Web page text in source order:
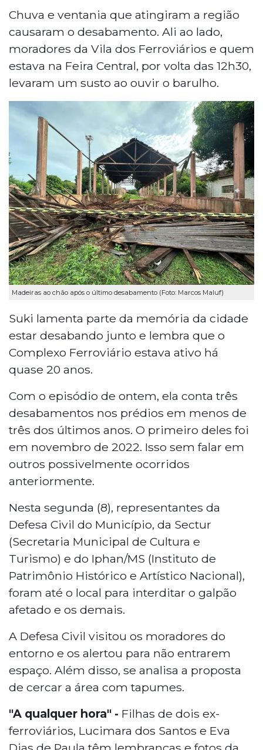
Chuva e ventania que atingiram a região
causaram o desabamento. Ali ao lado,
moradores da Vila dos Ferroviários e quem
estava na Feira Central, por volta das 12h30,
levaram um susto ao ouvir o barulho.
Madeiras ao chão após o último desabamento (Foto: Marcos Maluf)
Suki lamenta parte da memória da cidade
estar desabando junto e lembra que o
Complexo Ferroviário estava ativo há
quase 20 anos.
Com o episódio de ontem, ela conta três
desabamentos nos prédios em menos de
três dos últimos anos. O primeiro deles foi
em novembro de 2022. Isso sem falar em
outros possivelmente ocorridos
anteriormente.
Nesta segunda (8), representantes da
Defesa Civil do Município, da Sectur
(Secretaria Municipal de Cultura e
Turismo) e do Iphan/MS (Instituto de
Patrimônio Histórico e Artístico Nacional),
foram até o local para interditar o galpão
afetado e os demais.
A Defesa Civil visitou os moradores do
entorno e os alertou para não entrarem
espaço. Além disso, se analisa a proposta
de cercar a área com tapumes.
"A qualquer hora" - Filhas de dois ex-
ferroviários, Lucimara dos Santos e Eva